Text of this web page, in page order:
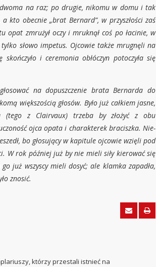
na raz; po drugie, nikomu w domu i tak
kto obecnie „brat Bernard”, w przyszłości zaś
opat zmrużył oczy i mruknął coś po ła­cinie, w
słowo impetus. Ojcowie także mrugnęli na
i ceremonia obłóczyn po­toczyła się
na dopusz­czenie brata Bernarda do
większością głosów. Było już całkiem ja­sne,
(tego z Clairvaux) trzeba by złożyć z obu
ojca opata i charakterek braciszka. Nie­
bo głosujący w kapitule ojcowie wzięli pod
W rok później już by nie mieli siły kie­rować się
już wszyscy mieli dosyć; ale klamka zapadła,
znosić.
którzy przestali istnieć na